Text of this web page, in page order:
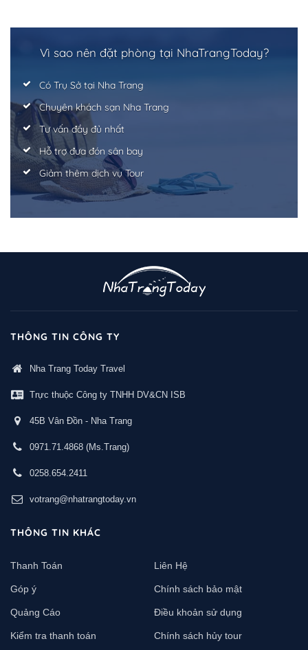
Vì sao nên đặt phòng tại NhaTrangToday?
Có Trụ Sở tại Nha Trang
Chuyên khách sạn Nha Trang
Tư vấn đầy đủ nhất
Hỗ trợ đưa đón sân bay
Giảm thêm dịch vụ Tour
THÔNG TIN CÔNG TY
Nha Trang Today Travel
Trực thuộc Công ty TNHH DV&CN ISB
45B Vân Đồn - Nha Trang
0971.71.4868 (Ms.Trang)
0258.654.2411
votrang@nhatrangtoday.vn
THÔNG TIN KHÁC
Thanh Toán Liên Hệ
Góp ý Chính sách bảo mật
Quảng Cáo Điều khoản sử dụng
Kiểm tra thanh toán Chính sách hủy tour